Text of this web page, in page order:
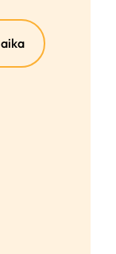
(ulkoinen
linkki)